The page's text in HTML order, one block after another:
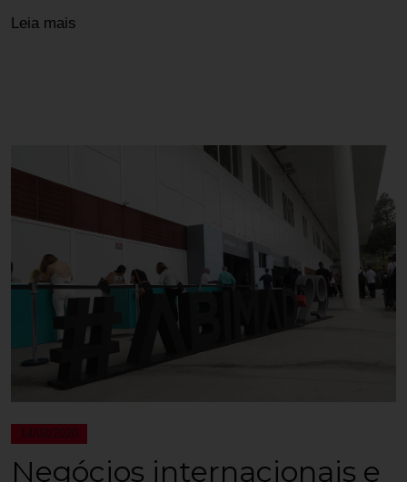
Leia mais
14/02/2020
Negócios internacionais e